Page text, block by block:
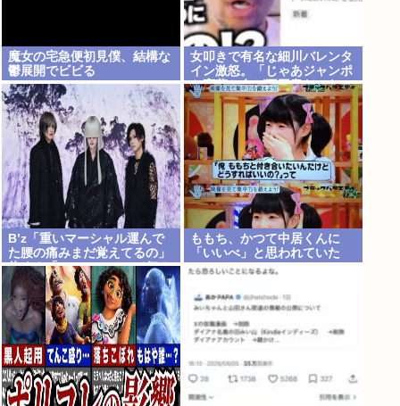
魔女の宅急便初見僕、結構な
鬱展開でビビる
女叩きで有名な細川バレンタ
イン激怒。「じゃあジャンポ
ケ斉藤と女が不同意だったっ
て証拠を出せよ！！！」
B’z「重いマーシャル運んで
た腰の痛みまだ覚えてるの」
俺くん「マーシャルって何？
」
ももち、かつて中居くんに
「いいべ」と思われていた